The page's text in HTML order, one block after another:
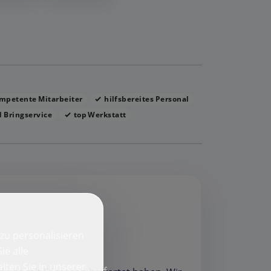
Mitarbeiter
hilfsbereites Personal
Bringservice
top Werkstatt
personalisieren
alle
Sie in unserer